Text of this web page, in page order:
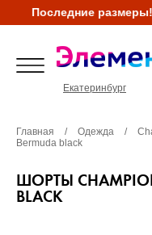
Последние
Екатеринбург
Главная / Одежда /
Bermuda black
ШОРТЫ
BLACK